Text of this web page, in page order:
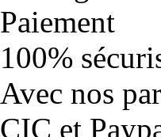
Paiement
100%
Avec nos
CIC et